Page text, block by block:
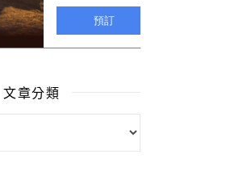
文章分類